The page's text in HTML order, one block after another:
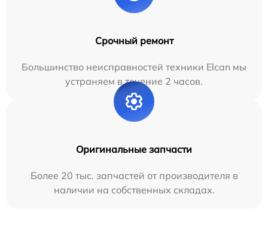
Срочный ремонт
Большинство неисправностей техники Elcan мы
устраняем в течение 2 часов.
Оригинальные запчасти
Более 20 тыс. запчастей от производителя в
наличии на собственных складах.